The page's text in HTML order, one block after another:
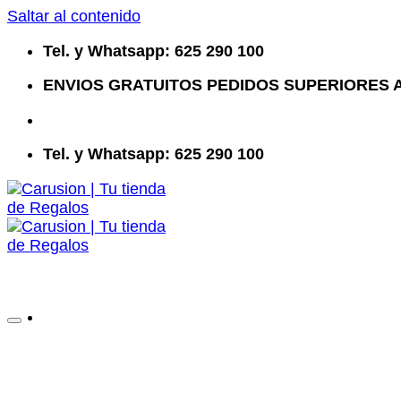
Saltar al contenido
Tel. y Whatsapp: 625 290 100
ENVIOS GRATUITOS PEDIDOS SUPERIORES
Tel. y Whatsapp: 625 290 100